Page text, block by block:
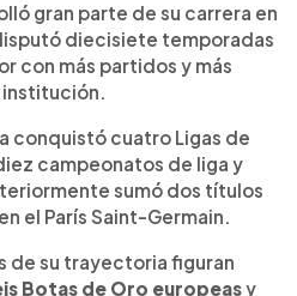
gran parte de su carrera en
diecisiete temporadas
con más partidos y más
institución.
conquistó cuatro Ligas de
campeonatos de liga y
sumó dos títulos
el París Saint-Germain.
de su trayectoria figuran
Botas de Oro europeasy